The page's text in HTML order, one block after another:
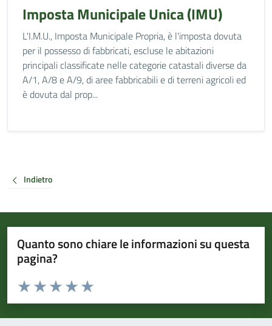
Imposta Municipale Unica (IMU)
L'I.M.U., Imposta Municipale Propria, è l'imposta dovuta
per il possesso di fabbricati, escluse le abitazioni
principali classificate nelle categorie catastali diverse da
A/1, A/8 e A/9, di aree fabbricabili e di terreni agricoli ed
è dovuta dal prop...
Indietro
Quanto sono chiare le informazioni su questa
pagina?
Valuta da 1 a 5 stelle la pagina
Valuta 5 stelle su 5
Valuta 4 stelle su 5
Valuta 3 stelle su 5
Valuta 2 stelle su 5
Valuta 1 stelle su 5